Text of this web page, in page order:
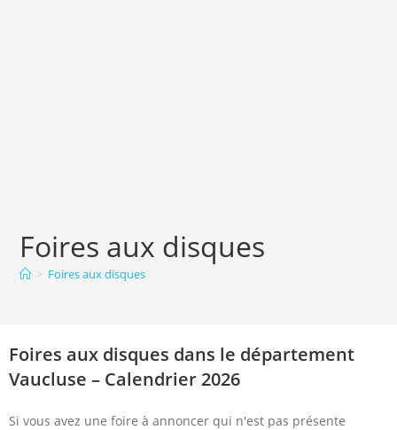
Foires aux disques
> Foires aux disques
Foires aux disques dans le département
Vaucluse – Calendrier 2026
Si vous avez une foire à annoncer qui n'est pas présente